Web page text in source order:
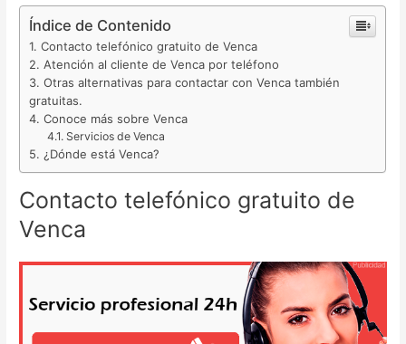
Índice de Contenido
Contacto telefónico gratuito de Venca
Atención al cliente de Venca por teléfono
Otras alternativas para contactar con Venca también
gratuitas.
Conoce más sobre Venca
Servicios de Venca
¿Dónde está Venca?
Contacto telefónico gratuito de
Venca